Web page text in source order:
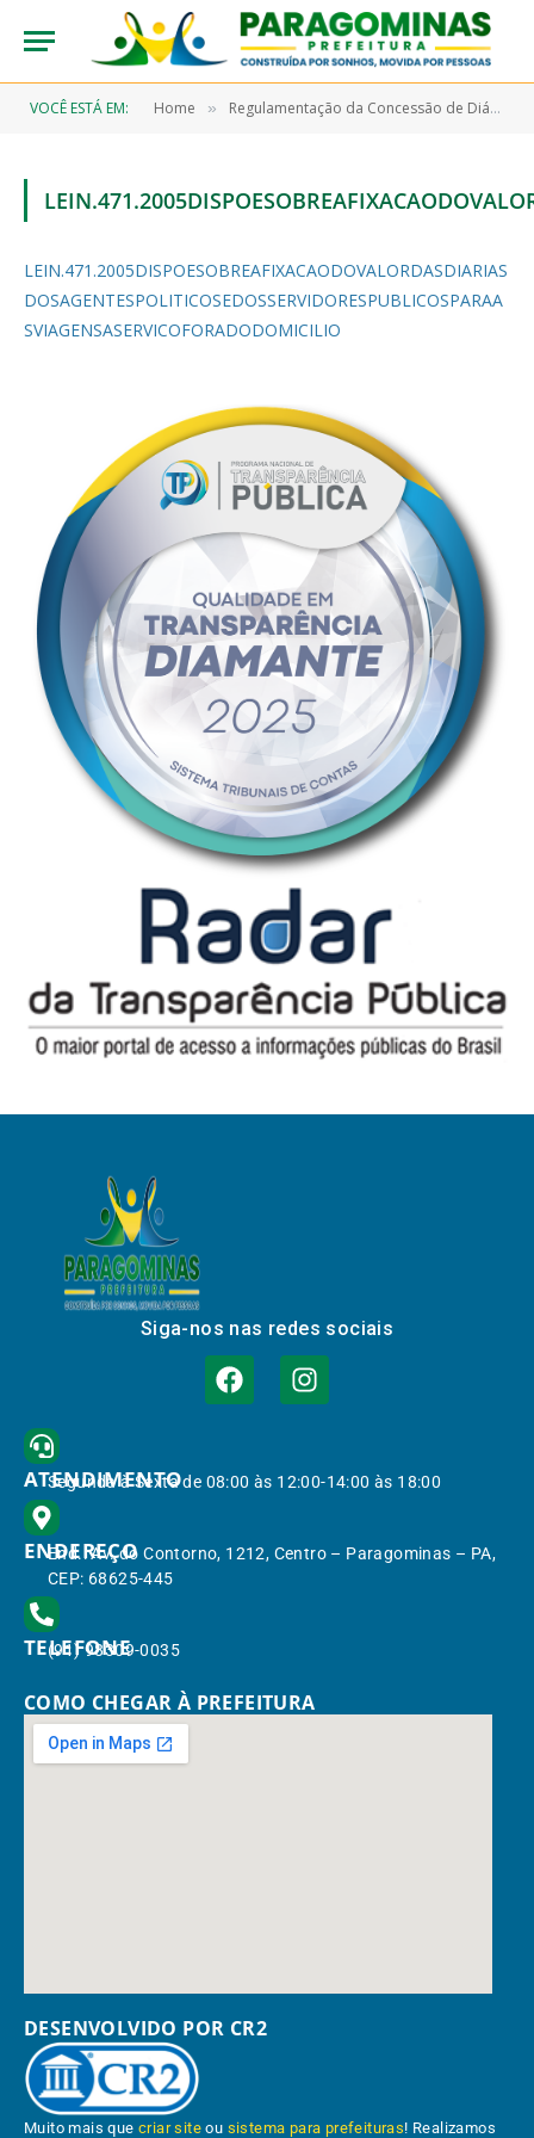
VOCÊ ESTÁ EM: Home » Regulamentação da Concessão de Diárias
LEIN.471.2005DISPOESOBREAFIXACAODOVALORDASDIARIAS
DOSAGENTESPOLITICOSEDOSSERVIDORESPUBLICOSPARAA
SVIAGENSASERVICOFORADODOMICILIO
Siga-nos nas redes sociais
ATENDIMENTO
Segunda à Sexta de 08:00 às 12:00-14:00 às 18:00
ENDEREÇO
End.: Av. do Contorno, 1212, Centro – Paragominas – PA,
CEP: 68625-445
TELEFONE
(91) 98309-0035
COMO CHEGAR À PREFEITURA
DESENVOLVIDO POR CR2
Muito mais quecriar site ou sistema para prefeituras! Realizamos